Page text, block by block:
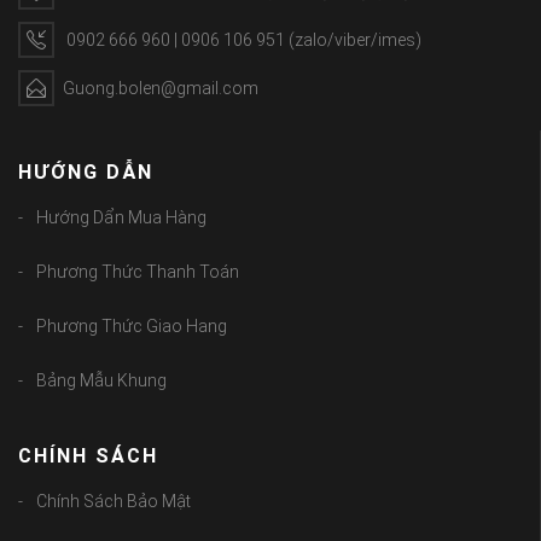
0902 666 960 | 0906 106 951 (zalo/viber/imes)
Guong.bolen@gmail.com
HƯỚNG DẪN
Hướng Dẩn Mua Hàng
Phương Thức Thanh Toán
Phương Thức Giao Hang
Bảng Mẫu Khung
CHÍNH SÁCH
Chính Sách Bảo Mật